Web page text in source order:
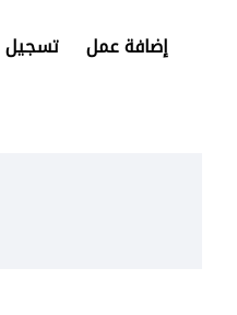
تسجيل إضافة عمل